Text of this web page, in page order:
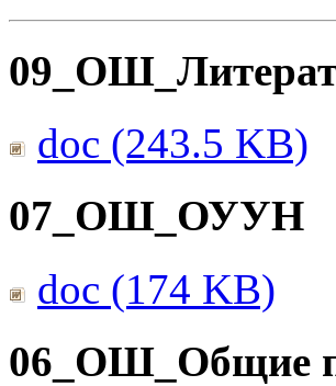
doc (243.5 KB)
07_ОШ_ОУУН
doc (174 KB)
06_ОШ_Общие